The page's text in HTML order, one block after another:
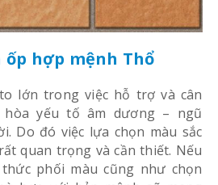
ốp hợp mệnh Thổ
lớn trong việc hỗ trợ và cân
yếu tố âm dương – ngũ
Do đó việc lựa chọn màu sắc
quan trọng và cần thiết. Nếu
phối màu cũng như chọn